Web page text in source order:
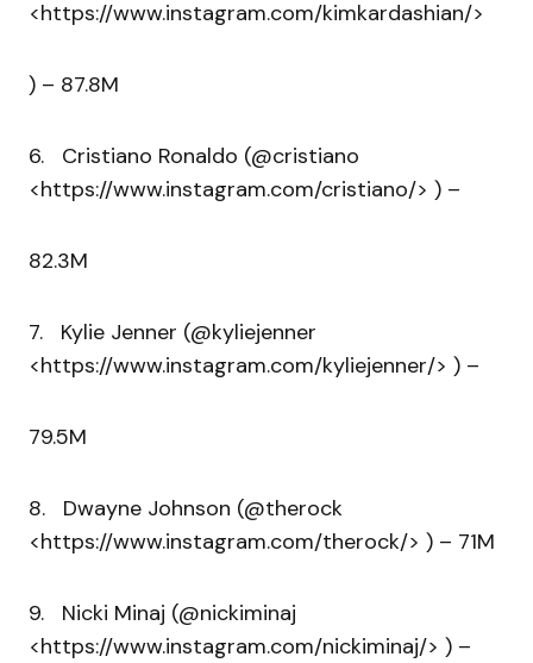
<https://www.instagram.com/kimkardashian/>
) – 87.8M
6. Cristiano Ronaldo (@cristiano
<https://www.instagram.com/cristiano/> ) –
82.3M
7. Kylie Jenner (@kyliejenner
<https://www.instagram.com/kyliejenner/> ) –
79.5M
8. Dwayne Johnson (@therock
<https://www.instagram.com/therock/> ) – 71M
9. Nicki Minaj (@nickiminaj
<https://www.instagram.com/nickiminaj/> ) –